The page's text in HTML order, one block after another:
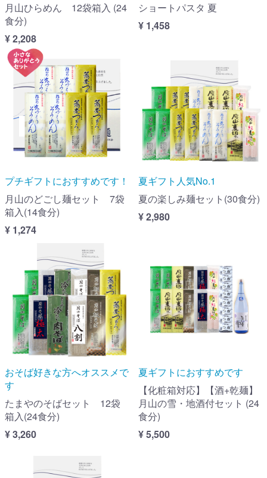
月山ひらめん 12袋箱入 (24
食分)
¥ 2,208
ショートパスタ 夏
¥ 1,458
プチギフトにおすすめです！
月山のどごし麺セット 7袋
箱入(14食分)
¥ 1,274
夏ギフト人気No.1
夏の楽しみ麺セット(30食分)
¥ 2,980
おそば好きな方へオススメで
す
たまやのそばセット 12袋
箱入(24食分)
¥ 3,260
夏ギフトにおすすめです
【化粧箱対応】【酒+乾麺】
月山の雪・地酒付セット (24
食分)
¥ 5,500